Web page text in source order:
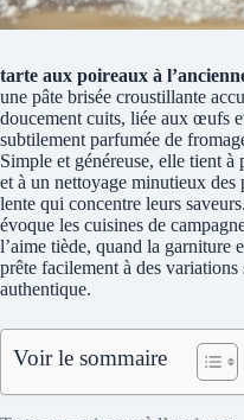
tarte aux poireaux à
une pâte brisée croustillante
doucement cuits, liée aux œufs
subtilement parfumée de
Simple et généreuse, elle tient
et à un nettoyage minutieux des
lente qui concentre leurs
évoque les cuisines de
l’aime tiède, quand la garniture
prête facilement à des variations
authentique.
Voir le sommaire